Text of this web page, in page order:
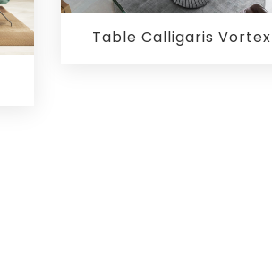
Table Calligaris Vortex